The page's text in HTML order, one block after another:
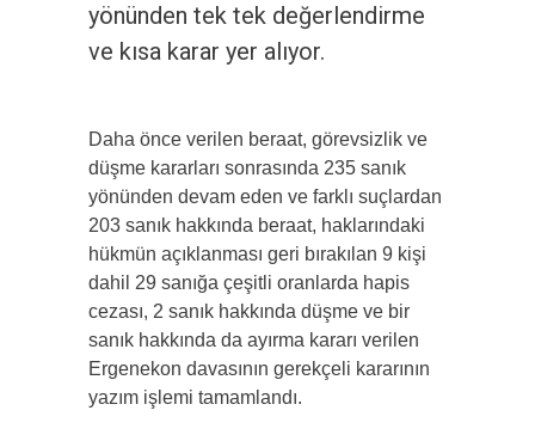
yönünden tek tek değerlendirme
ve kısa karar yer alıyor.
Daha önce verilen beraat, görevsizlik ve
düşme kararları sonrasında 235 sanık
yönünden devam eden ve farklı suçlardan
203 sanık hakkında beraat, haklarındaki
hükmün açıklanması geri bırakılan 9 kişi
dahil 29 sanığa çeşitli oranlarda hapis
cezası, 2 sanık hakkında düşme ve bir
sanık hakkında da ayırma kararı verilen
Ergenekon davasının gerekçeli kararının
yazım işlemi tamamlandı.